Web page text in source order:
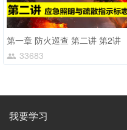
第一章 防火巡查 第二讲 第2讲
33683
我要学习